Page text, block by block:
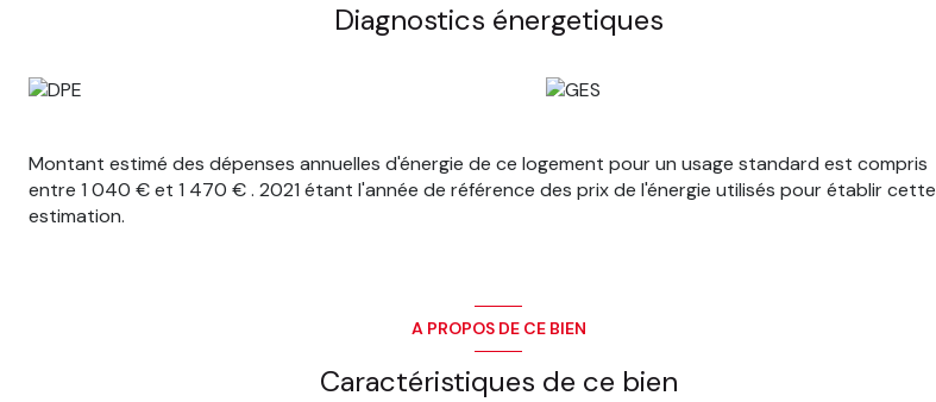
Diagnostics énergetiques
Montant estimé des dépenses annuelles d'énergie de ce logement pour un usage standard est compris
entre 1 040 € et 1 470 € . 2021 étant l'année de référence des prix de l'énergie utilisés pour établir cette
estimation.
A PROPOS DE CE BIEN
Caractéristiques de ce bien